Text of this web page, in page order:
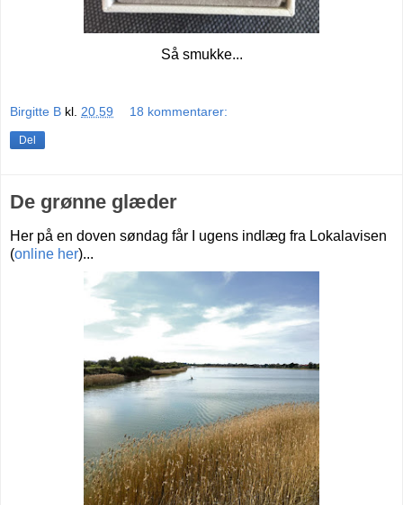
Så smukke...
Birgitte B kl. 20.59 18 kommentarer:
Del
De grønne glæder
Her på en doven søndag får I ugens indlæg fra Lokalavisen
(online her)...